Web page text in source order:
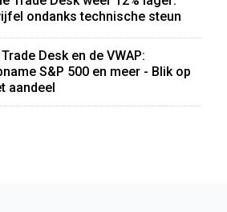
ondanks technische steun
Desk en de VWAP:
S&P 500 en meer - Blik op
aandeel